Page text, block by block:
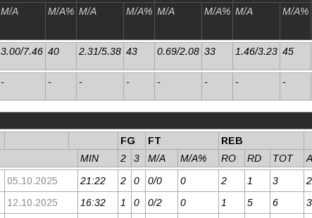
M/A M/A% M/A M/A% M/A M/A% M/A M/A%
3.00/7.46 40 2.31/5.38 43 0.69/2.08 33 1.46/3.23 45
- - - - - - - -
FG
FT REB
MIN
2 3 M/A M/A% RO RD TOT
05.10.2025 21:22 2 0 0/0 0 2 1 3 2
12.10.2025 16:32 1 0 0/2 0 1 5 6 3